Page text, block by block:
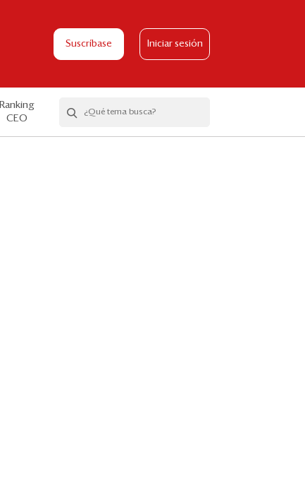
Suscríbase Iniciar sesión
Ranking
CEO